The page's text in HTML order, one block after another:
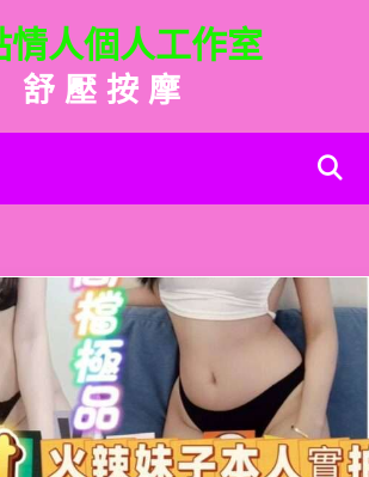
情人個人工作室
舒 壓 按 摩